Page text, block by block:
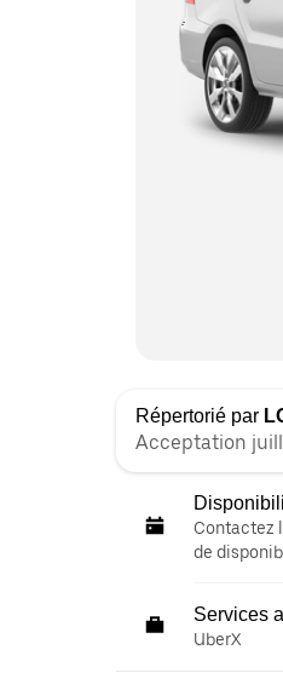
Répertorié par
Acceptation
Contactez
de
Services
UberX